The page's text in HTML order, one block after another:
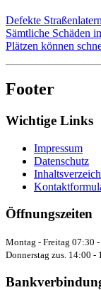
Defekte
Sämtliche Schäden
Plätzen können
Footer
Wichtige Links
Impressum
Datenschutz
Öffnungszeiten
Montag - Freitag 07:30
Donnerstag zus. 14:00 -